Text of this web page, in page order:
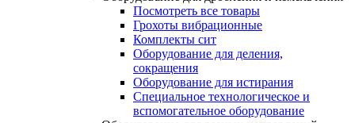
Посмотреть все товары
Грохоты вибрационные
Комплекты сит
Оборудование для деления,
сокращения
Оборудование для истирания
Специальное технологическое и
вспомогательное оборудование